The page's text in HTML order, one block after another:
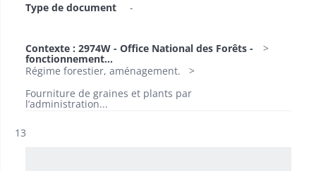
Type de document
-
Contexte : 2974W - Office National des Forêts -
fonctionnement...
Régime forestier, aménagement.
Fourniture de graines et plants par
l’administration...
Résultat n°
13